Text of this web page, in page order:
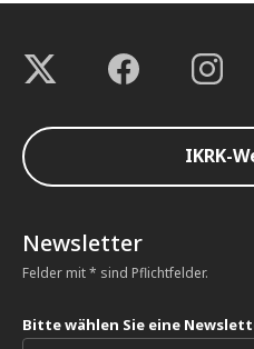
IKRK-
Newsletter
Felder mit * sind Pflichtfelder.
Bitte wählen Sie eine